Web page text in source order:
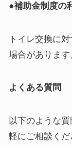
●補助金制度の
トイレ交換に
場合があります
よくある質問
以下のような
軽にご相談くだ